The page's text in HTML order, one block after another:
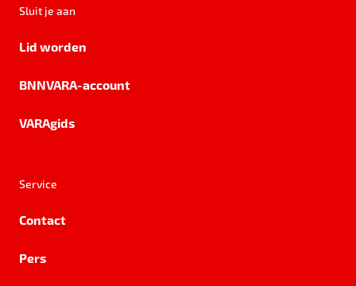
Sluit je aan
Lid worden
BNNVARA-account
VARAgids
Service
Contact
Pers